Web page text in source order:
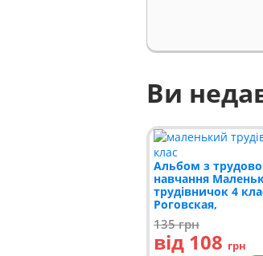
Ви
Альбом з
навчання
трудівничок 4
Роговская,
135грн
від 108 грн